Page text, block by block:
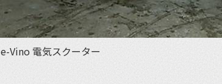
e-Vino 電気スクーター